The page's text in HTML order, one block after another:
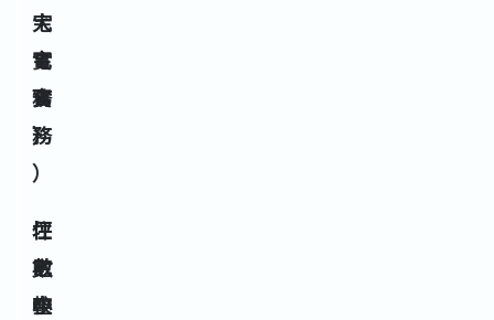
宅
實
務
）
大
宅
實
務
）
住
宅
空
坪
數
小
坪
數
較